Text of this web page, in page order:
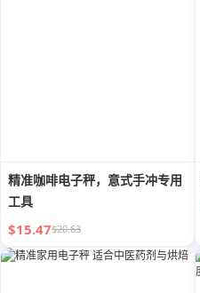
精准咖啡电子秤，意式手冲专用
工具
$15.47$20.63